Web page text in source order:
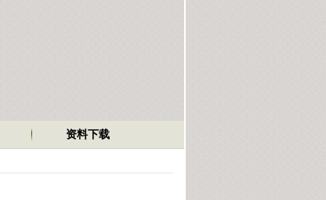
资料下载